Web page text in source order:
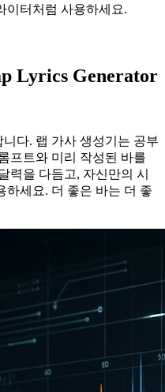
이터처럼 사용하세요.
Lyrics Generator
다. 랩 가사 생성기는 공부
프트와 미리 작성된 바를
력을 다듬고, 자신만의 시
하세요. 더 좋은 바는 더 좋